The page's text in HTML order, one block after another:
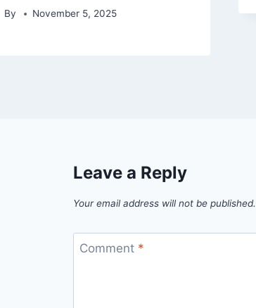
By November 5, 2025
Leave a Reply
Your email address will not be published.
Comment *